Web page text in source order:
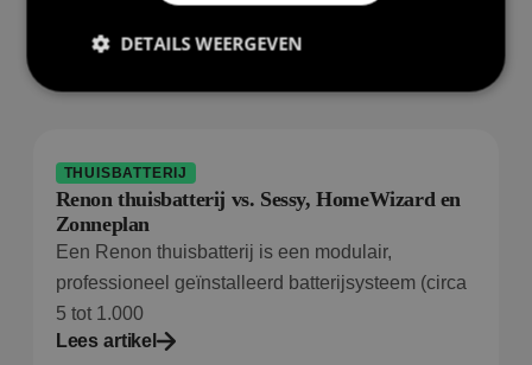
Lees artikel
THUISBATTERIJ
Renon thuisbatterij vs. Sessy, HomeWizard en
Zonneplan
Een Renon thuisbatterij is een modulair,
professioneel geïnstalleerd batterijsysteem (circa
5 tot 1.000
Lees artikel
DETAILS WEERGEVEN
Prestatiecookies worden gebruikt om te zien hoe
bezoekers de website gebruiken, bijv. analytische
cookies. Deze cookies kunnen niet worden gebruikt
om een bepaalde bezoeker direct te identificeren.